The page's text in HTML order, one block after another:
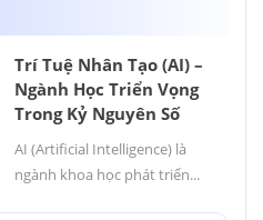
Trí Tuệ Nhân Tạo (AI) –
Ngành Học Triển Vọng
Trong Kỷ Nguyên Số
AI (Artificial Intelligence) là
ngành khoa học phát triển...